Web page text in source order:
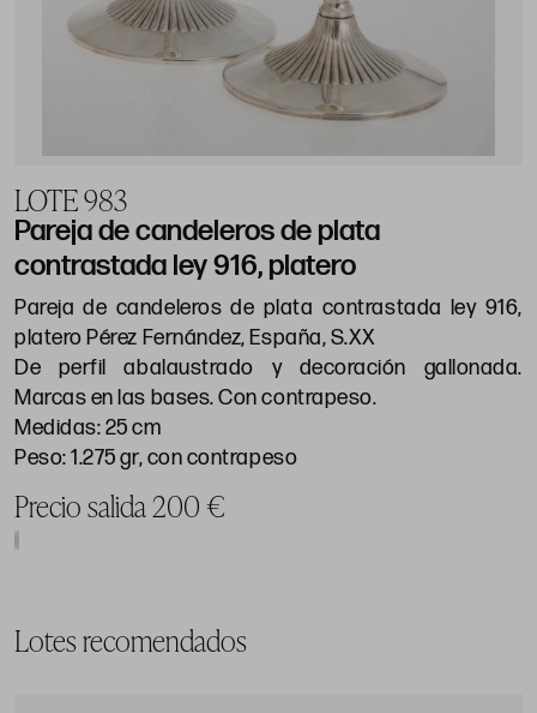
LOTE 983
Pareja de candeleros de plata
contrastada ley 916, platero
Pareja de candeleros de plata contrastada ley 916,
platero Pérez Fernández, España, S.XX
De perfil abalaustrado y decoración gallonada.
Marcas en las bases. Con contrapeso.
Medidas: 25 cm
Peso: 1.275 gr, con contrapeso
Precio salida 200 €
Lotes recomendados